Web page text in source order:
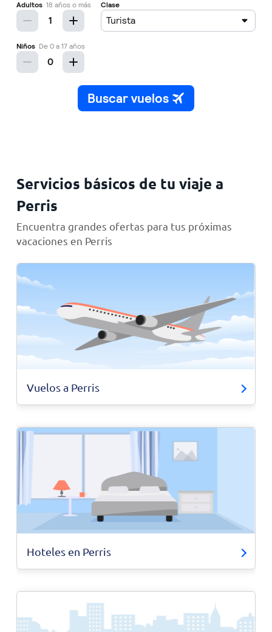
Servicios básicos de tu viaje a
Perris
Encuentra grandes ofertas para tus próximas
vacaciones en Perris
Vuelos a Perris
Hoteles en Perris